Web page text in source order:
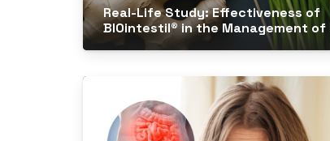
Real-Life Study: Effectiveness of
BIOintestil® in the Management of